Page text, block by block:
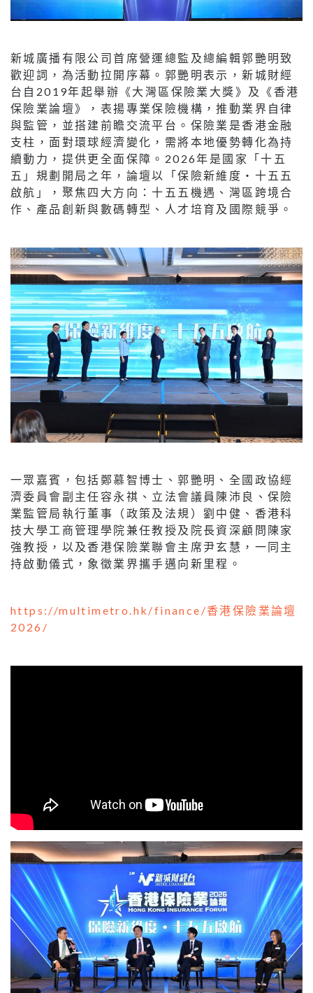
新城廣播有限公司首席營運總監及總編輯郭艷明致
歡迎詞，為活動拉開序幕。郭艷明表示，新城財經
台自2019年起舉辦《大灣區保險業大獎》及《香港
保險業論壇》，表揚專業保險機構，推動業界自律
與監管，並搭建前瞻交流平台。保險業是香港金融
支柱，面對環球經濟變化，需將本地優勢轉化為持
續動力，提供更全面保障。2026年是國家「十五
五」規劃開局之年，論壇以「保險新維度‧十五五
啟航」，聚焦四大方向：十五五機遇、灣區跨境合
作、產品創新與數碼轉型、人才培育及國際競爭。
一眾嘉賓，包括鄭慕智博士、郭艷明、全國政協經
濟委員會副主任容永祺、立法會議員陳沛良、保險
業監管局執行董事（政策及法規）劉中健、香港科
技大學工商管理學院兼任教授及院長資深顧問陳家
強教授，以及香港保險業聯會主席尹玄慧，一同主
持啟動儀式，象徵業界攜手邁向新里程。
https://multimetro.hk/finance/香港保險業論壇
2026/